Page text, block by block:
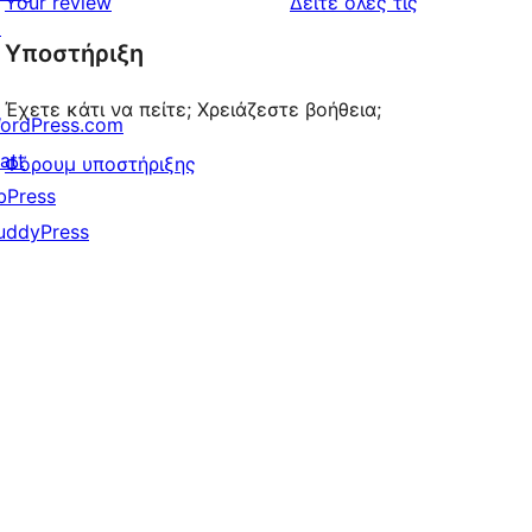
reviews
star
reviews
Υποστήριξη
Έχετε κάτι να πείτε; Χρειάζεστε βοήθεια;
Φόρουμ υποστήριξης